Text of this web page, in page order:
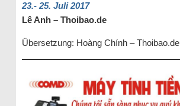
23.- 25. Juli 2017
Lê Anh – Thoibao.de
Übersetzung: Hoàng Chính – Thoibao.de